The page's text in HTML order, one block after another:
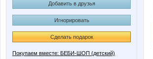
Добавить в друзья
Игнорировать
Сделать подарок
Покупаем вместе: БЕБИ-ШОП (детский)